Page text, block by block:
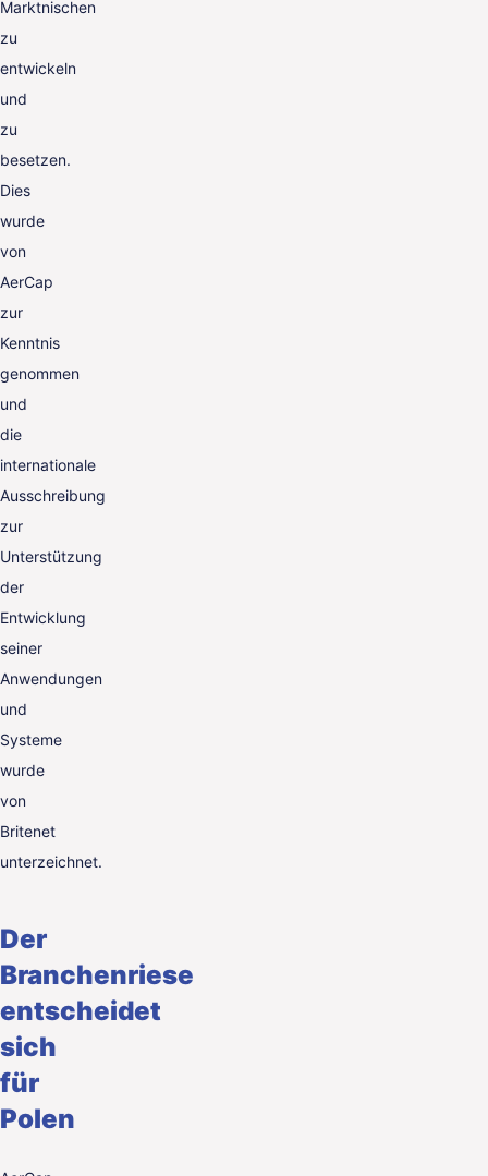
Marktnischen
zu
entwickeln
und
zu
besetzen.
Dies
wurde
von
AerCap
zur
Kenntnis
genommen
und
die
internationale
Ausschreibung
zur
Unterstützung
der
Entwicklung
seiner
Anwendungen
und
Systeme
wurde
von
Britenet
unterzeichnet.
Der
Branchenriese
entscheidet
sich
für
Polen